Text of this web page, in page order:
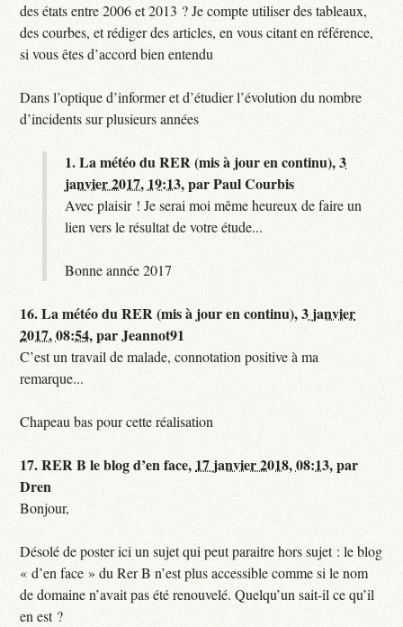
des états entre 2006 et 2013 ? Je compte utiliser des tableaux,
des courbes, et rédiger des articles, en vous citant en référence,
si vous êtes d’accord bien entendu
Dans l’optique d’informer et d’étudier l’évolution du nombre
d’incidents sur plusieurs années
1.La météo du RER (mis à jour en continu),3
janvier 2017, 19:13,parPaul Courbis
Avec plaisir ! Je serai moi même heureux de faire un
lien vers le résultat de votre étude...
Bonne année 2017
16.La météo du RER (mis à jour en continu),3 janvier
2017, 08:54,parJeannot91
C’est un travail de malade, connotation positive à ma
remarque...
Chapeau bas pour cette réalisation
17.RER B le blog d’en face, 17 janvier 2018, 08:13,par
Dren
Bonjour,
Désolé de poster ici un sujet qui peut paraitre hors sujet : le blog
« d’en face » du Rer B n’est plus accessible comme si le nom
de domaine n’avait pas été renouvelé. Quelqu’un sait-il ce qu’il
en est ?